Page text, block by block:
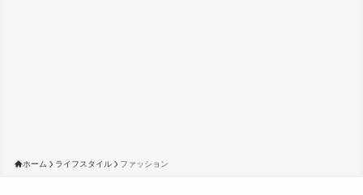
ホーム ライフスタイル ファッション